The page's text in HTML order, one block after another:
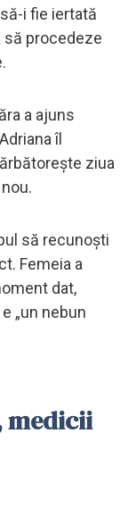
i fie iertată
să procedeze
a ajuns
îl
ziua
să recunoști
Femeia a
dat,
„un nebun
medicii